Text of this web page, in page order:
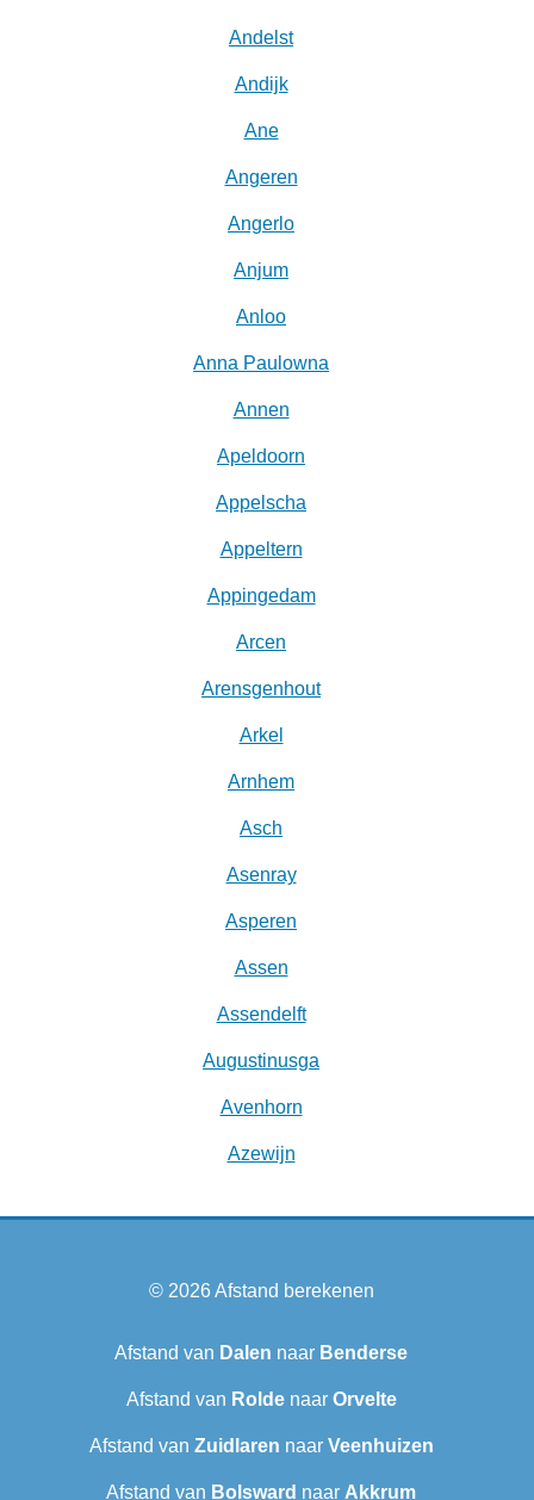
Andelst
Andijk
Ane
Angeren
Angerlo
Anjum
Anloo
Anna Paulowna
Annen
Apeldoorn
Appelscha
Appeltern
Appingedam
Arcen
Arensgenhout
Arkel
Arnhem
Asch
Asenray
Asperen
Assen
Assendelft
Augustinusga
Avenhorn
Azewijn
© 2026Afstand berekenen
Afstand van Dalen naar Benderse
Afstand van Roldenaar Orvelte
Afstand van Zuidlaren naar Veenhuizen
Afstand van Bolsward‎ naar Akkrum